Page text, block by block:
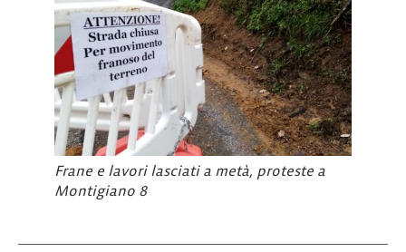
Frane e lavori lasciati a metà, proteste a
Montigiano 8